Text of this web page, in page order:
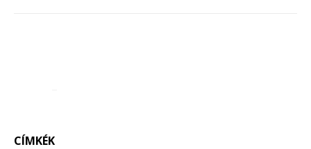
CÍMKÉK